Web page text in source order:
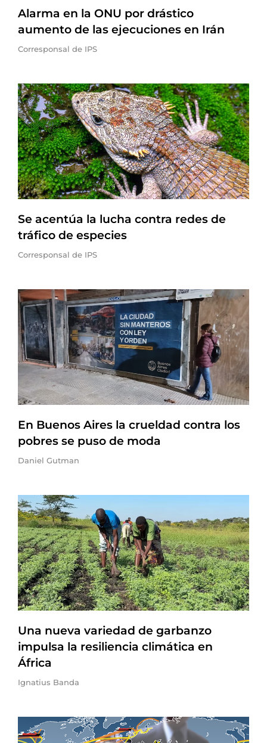
Alarma en la ONU por drástico
aumento de las ejecuciones en Irán
Corresponsal de IPS
Se acentúa la lucha contra redes de
tráfico de especies
Corresponsal de IPS
En Buenos Aires la crueldad contra los
pobres se puso de moda
Daniel Gutman
Una nueva variedad de garbanzo
impulsa la resiliencia climática en
África
Ignatius Banda